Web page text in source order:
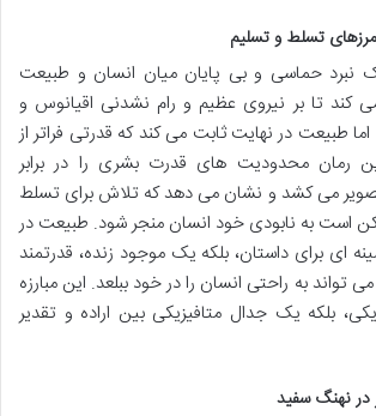
تسلط و تسلیم
حماسی و بی پایان میان انسان و طبیعت
تا بر نیروی عظیم و رام نشدنی اقیانوس و
طبیعت در نهایت ثابت می کند که قدرتی فراتر از
رمان محدودیت های قدرت بشری را در برابر
می کشد و نشان می دهد که تلاش برای تسلط
است به نابودی خود انسان منجر شود. طبیعت در
ای برای داستان، بلکه یک موجود زنده، قدرتمند
به راحتی انسان را در خود ببلعد. این مبارزه
بلکه یک جدال متافیزیکی بین اراده و تقدیر
نهنگ سفید